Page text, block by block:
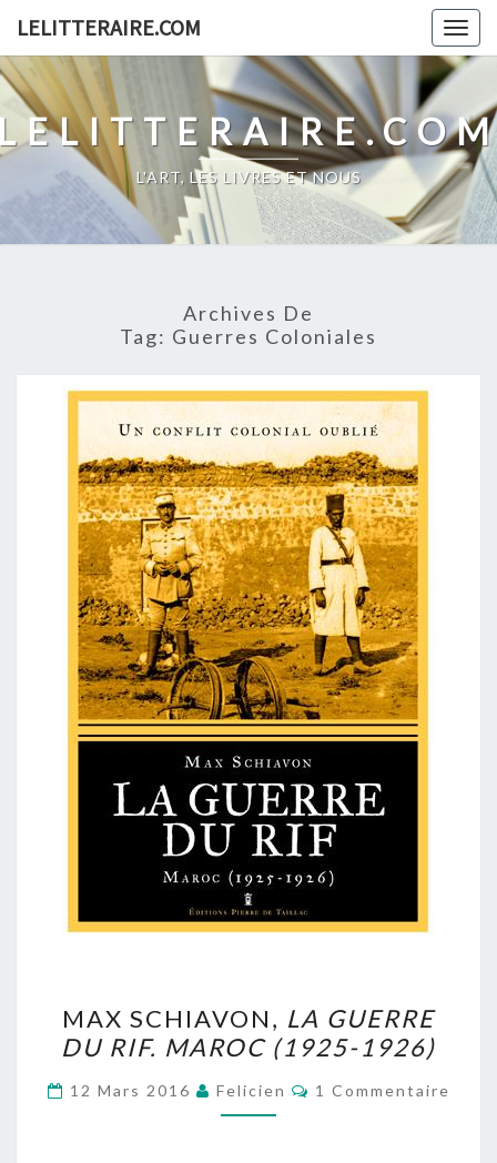
content
LELITTERAIRE.COM
L'ART, LES LIVRES ET NOUS
Archives De
Tag: Guerres Coloniales
SCHIAVON,
LA
GUERRE
DU
MAX SCHIAVON, LA GUERRE
DU RIF. MAROC (1925-1926)
12 Mars 2016 Felicien Commentaires
1 Commentaire